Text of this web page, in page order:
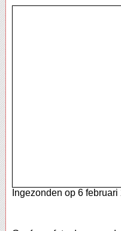
Ingezonden op 6